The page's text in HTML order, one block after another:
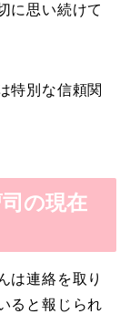
に思い続けて
特別な信頼関
の現在
は連絡を取り
ると報じられ